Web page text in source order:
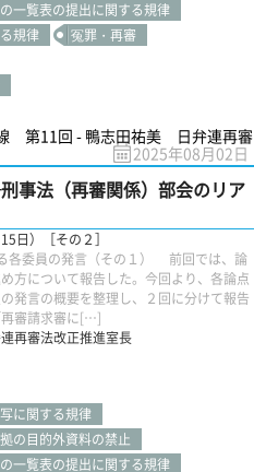
一覧表の提出に関する規律
規律
冤罪・再審
第11回 - 鴨志田祐美 日弁連再審
2025年08月02日
事法（再審関係）部会のリア
日）［その２］
各委員の発言（その１） 前回では、論
方について報告した。今回より、各論点
発言の概要を整理し、２回に分けて報告
審請求審に[…]
再審法改正推進室長
に関する規律
の目的外資料の禁止
一覧表の提出に関する規律